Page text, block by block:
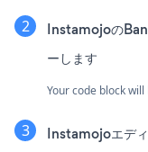
Instamojoの
ーします
Your code block
Instamojoエデ